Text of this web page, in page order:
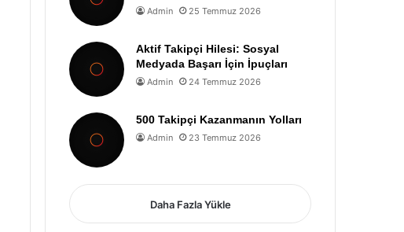
Admin 25 Temmuz 2026
Aktif Takipçi Hilesi: Sosyal
Medyada Başarı İçin İpuçları
Admin 24 Temmuz 2026
500 Takipçi Kazanmanın Yolları
Admin 23 Temmuz 2026
Daha Fazla Yükle